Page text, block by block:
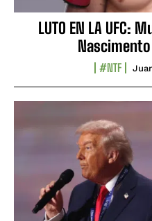
LUTO EN LA UFC:
#NTF